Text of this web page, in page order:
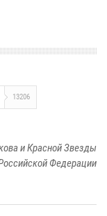
13206
и Красной Звезды
Федерации